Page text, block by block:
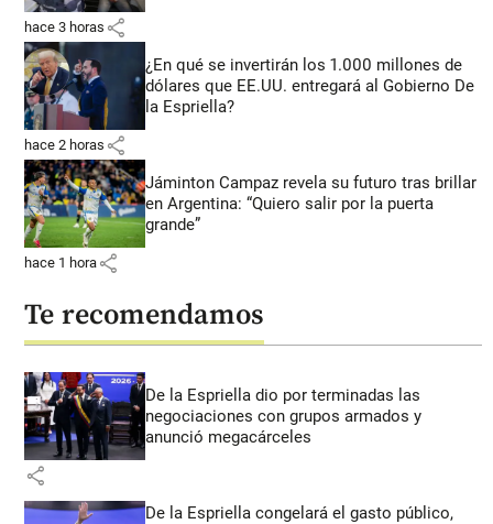
hace 3 horas share
¿En qué se invertirán los 1.000 millones de
dólares que EE.UU. entregará al Gobierno De
la Espriella?
hace 2 horas share
Jáminton Campaz revela su futuro tras brillar
en Argentina: “Quiero salir por la puerta
grande”
hace 1 hora share
Te recomendamos
De la Espriella dio por terminadas las
negociaciones con grupos armados y
anunció megacárceles
share
De la Espriella congelará el gasto público,